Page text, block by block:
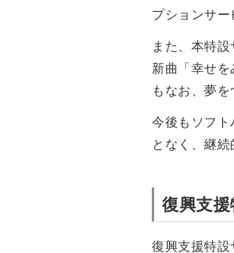
プションサー
また、本特
新曲「幸せ
もなお、夢
今後もソフト
となく、継続
復興支援
復興支援特設